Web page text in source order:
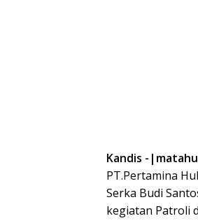
Kandis -
PT.Pertamina
Serka Budi
kegiatan Patroli